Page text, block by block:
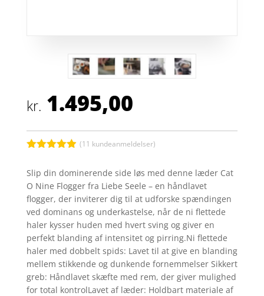
kr. 1.495,00
ud af 5
baseret på
kundebedøm
melser
(11 kundeanmeldelser)
Slip din dominerende side løs med denne læder Cat
O Nine Flogger fra Liebe Seele – en håndlavet
flogger, der inviterer dig til at udforske spændingen
ved dominans og underkastelse, når de ni flettede
haler kysser huden med hvert sving og giver en
perfekt blanding af intensitet og pirring.Ni flettede
haler med dobbelt spids: Lavet til at give en blanding
mellem stikkende og dunkende fornemmelser Sikkert
greb: Håndlavet skæfte med rem, der giver mulighed
for total kontrolLavet af læder: Holdbart materiale af